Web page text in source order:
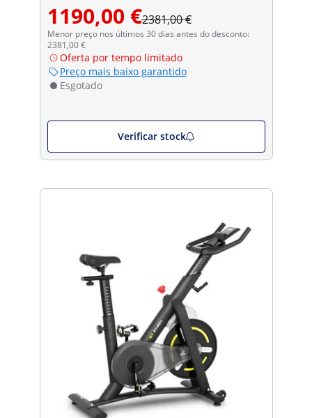
1190,00 €2381,00 €
Menor preço nos últimos 30 dias antes do desconto:
2381,00 €
Oferta por tempo limitado
Preço mais baixo garantido
Esgotado
Verificar stock